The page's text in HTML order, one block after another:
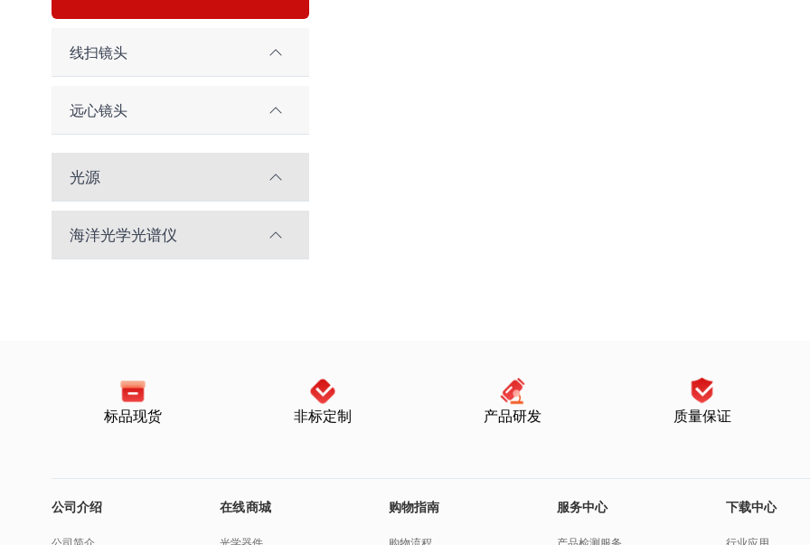
线扫镜头
远心镜头
光源
海洋光学光谱仪
标品现货 非标定制 产品研发 质量保证
公司介绍 在线商城 购物指南 服务中心 下载中心